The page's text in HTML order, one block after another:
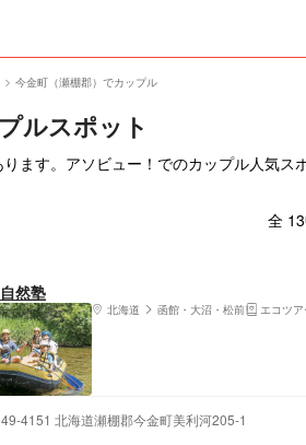
今金町（瀬棚郡）でカップル
ルスポット
ます。アソビュー！でのカップル人気
全
然塾
北海道 函館・大沼・松前 エコツ
4151 北海道瀬棚郡今金町美利河205-1